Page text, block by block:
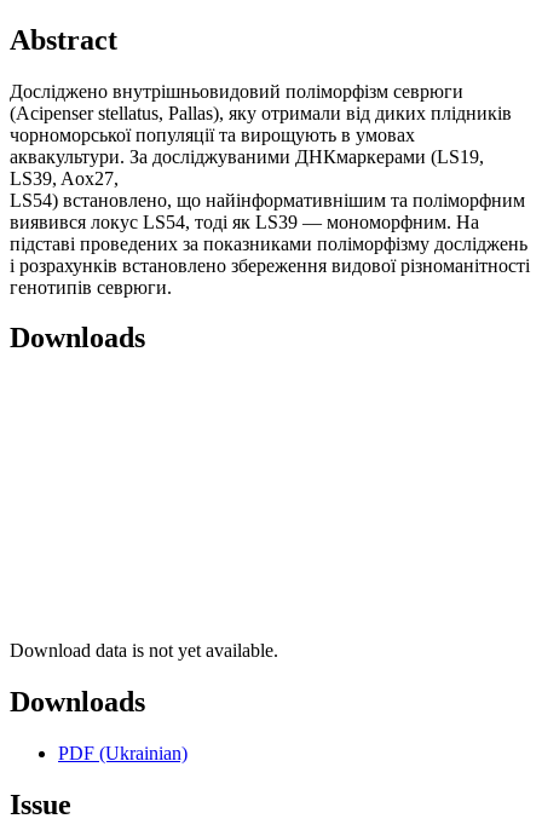
Abstract
Досліджено внутрішньовидовий поліморфізм севрюги
(Acipenser stellatus, Pallas), яку отримали від диких плідників
чорноморської популяції та вирощують в умовах
аквакультури. За досліджуваними ДНКмаркерами (LS19,
LS39, Aox27,
LS54) встановлено, що найінформативнішим та поліморфним
виявився локус LS54, тоді як LS39 — мономорфним. На
підставі проведених за показниками поліморфізму досліджень
і розрахунків встановлено збереження видової різноманітності
генотипів севрюги.
Downloads
Download data is not yet available.
Downloads
PDF (Ukrainian)
Issue